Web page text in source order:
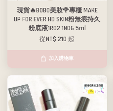
現貨🔥BOBO美妝🌹專櫃 MAKE
UP FOR EVER HD SKIN粉無痕持久
粉底液1R02 1N06 5ml
從NT$ 210 起
加入購物車